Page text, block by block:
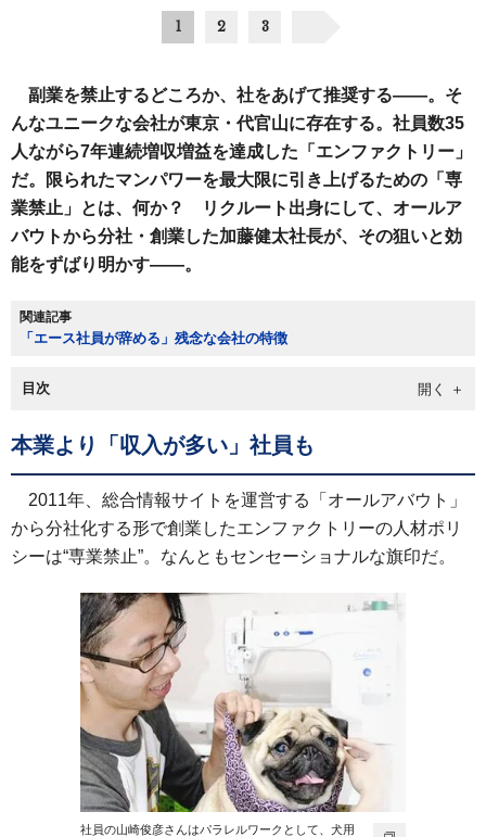
1 2 3
副業を禁止するどころか、社をあげて推奨する――。そ
んなユニークな会社が東京・代官山に存在する。社員数35
人ながら7年連続増収増益を達成した「エンファクトリー」
だ。限られたマンパワーを最大限に引き上げるための「専
業禁止」とは、何か？ リクルート出身にして、オールア
バウトから分社・創業した加藤健太社長が、その狙いと効
能をずばり明かす――。
関連記事
「エース社員が辞める」残念な会社の特徴
目次
本業より「収入が多い」社員も
2011年、総合情報サイトを運営する「オールアバウト」
から分社化する形で創業したエンファクトリーの人材ポリ
シーは“専業禁止”。なんともセンセーショナルな旗印だ。
社員の山崎俊彦さんはパラレルワークとして、犬用